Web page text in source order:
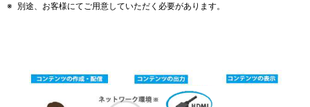
※ 別途、お客様にてご用意していただく必要があります。